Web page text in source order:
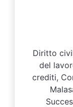
Diritto
del
crediti,